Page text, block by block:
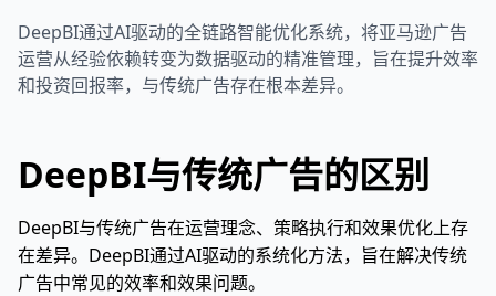
DeepBI通过AI驱动的全链路智能优化系统，将亚马逊广告
运营从经验依赖转变为数据驱动的精准管理，旨在提升效率
和投资回报率，与传统广告存在根本差异。
DeepBI与传统广告的区别
DeepBI与传统广告在运营理念、策略执行和效果优化上存
在差异。DeepBI通过AI驱动的系统化方法，旨在解决传统
广告中常见的效率和效果问题。